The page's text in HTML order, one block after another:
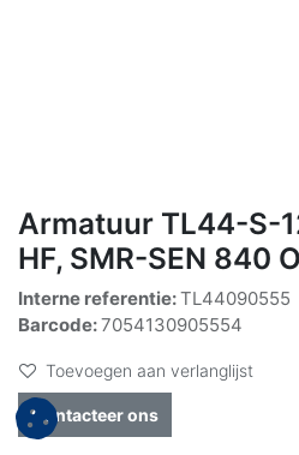
Armatuur TL44-S-
HF, SMR-SEN 840
Interne referentie:TL44090555
Barcode:7054130905554
Toevoegen aan verlanglijst
Contacteer ons